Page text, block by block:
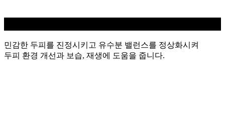
민감한 두피를 진정시키고 유수분 밸런스를 정상화시켜
두피 환경 개선과 보습, 재생에 도움을 줍니다.